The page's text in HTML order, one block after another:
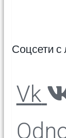
Соцсети
Vk